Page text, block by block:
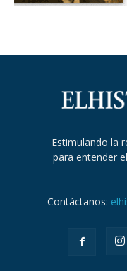
Estimulando la
para entender
Contáctanos: